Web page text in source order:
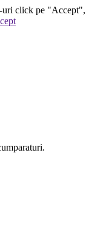
uri click pe "Accept",